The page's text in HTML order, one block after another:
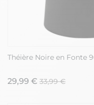
Théière Noire en Fonte
29,99 € 33,99 €